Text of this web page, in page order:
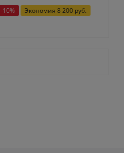
-10% Экономия 8 200 руб.